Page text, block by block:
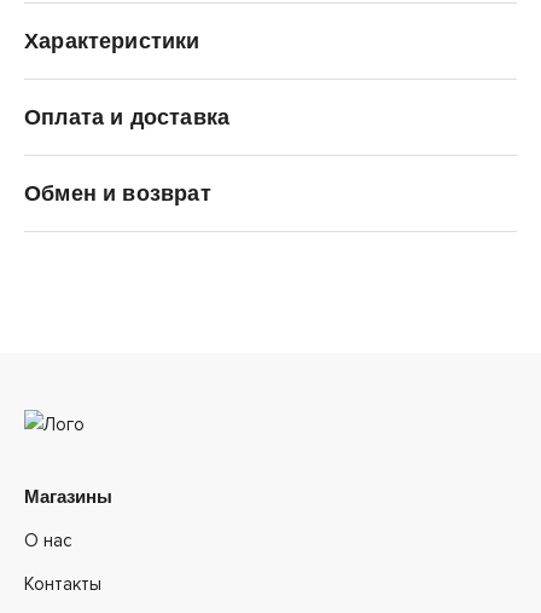
Характеристики
Оплата и доставка
Обмен и возврат
Магазины
О нас
Контакты